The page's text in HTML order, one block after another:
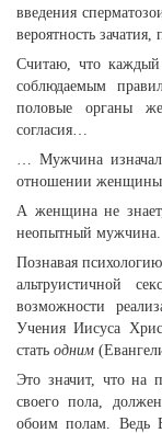
введения
вероятность
Считаю, что каждый
соблюдаемым
половые органы
согласия…
… Мужчина
отношении
А женщина не
неопытный мужчина.
Познавая
альтруистичной
возможности
Учения Иисуса
стать одним
Это значит, что на
своего пола,
обоим полам. Ведь